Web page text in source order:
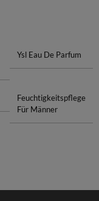
Ysl Eau De Parfum
Feuchtigkeitspflege
Für Männer